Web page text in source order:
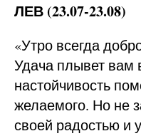
ЛЕВ (23.07-23.08)
«Утро всегда
Удача плывет вам
настойчивость
желаемого. Но не
своей радостью и